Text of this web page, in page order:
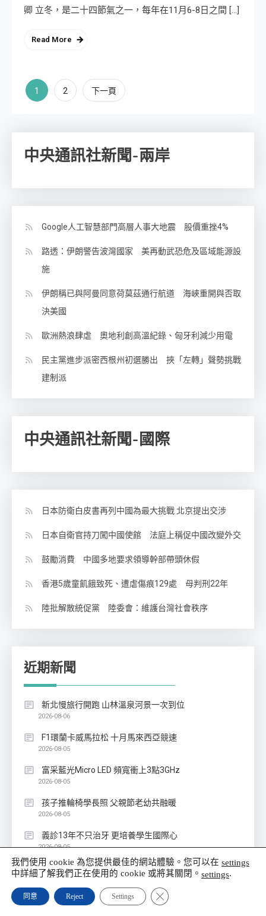
卿 立冬，是二十四節氣之一，每年在11月6-8日之間 […]
Read More
文
分
1 2 下一頁
中央通訊社新聞-兩岸
Google人工智慧部門高層人事大地震 股價重挫4%
路透：伊朗警告波灣國家 美再動武恐危及區域能源設
施
伊朗稱已與阿曼同意荷莫茲通行航道 海峽重開與否取
決美國
歐洲熱浪肆虐 奧地利創高溫紀錄、匈牙利減少用電
民主黨進步派密西根州初選勝出 挾「左轉」聲勢挑戰
建制派
中央通訊社新聞-國際
日本防衛白皮書再列中國為最大挑戰 北京提出交涉
日本自衛官持刀闖中國使館 法庭上稱促中國改變外交
鼓勵消費 中國多地要求領導幹部帶頭休假
香港5歲童飢餓致死、遭虐傷痕129處 母判刑22年
陸批解散統促黨 陸委會：維護台灣社會秩序
近期新聞
新北慢旅行開跑 山林溫泉河景一次到位
2026-08-06
F1環蘭卡威馬拉松 十月馬來西亞競速
2026-08-05
富采藍光Micro LED 頻寬衝上3點3GHz
2026-08-05
孩子推輪椅學長照 父親節老幼共融暖
2026-08-05
義診13年不只治牙 更培養學生國際心
2026-08-05
喉嚨痛不是小感冒 吞嚥困難需立即就醫
2026-08-04
羅東博愛完成脈衝電燒首例宜蘭心臟醫療新突破
我們使用 cookie 為您提供最佳的網站體驗。您可以在 settings
中詳細了解我們正在使用的 cookie 或將其關閉。 settings.
同意 Reject Settings Close GDPR Cookie Banner